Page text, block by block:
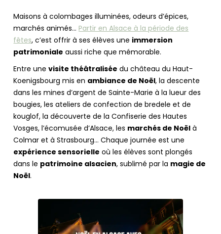
Maisons à colombages illuminées, odeurs d’épices,
marchés animés… Partir en Alsace à la période des
fêtes, c’est offrir à ses élèves une immersion
patrimoniale aussi riche que mémorable.
Entre unevisite théâtralisée du château du Haut-
Koenigsbourg mis en ambiance de Noël, la descente
dans les mines d’argent de Sainte-Marie à la lueur des
bougies, les ateliers de confection de bredele et de
kouglof, la découverte de la Confiserie des Hautes
Vosges, l’écomusée d’Alsace, les marchés de Noël à
Colmar et à Strasbourg… Chaque journée est une
expérience sensorielle où les élèves sont plongés
dans le patrimoine alsacien, sublimé par la magie de
Noël.